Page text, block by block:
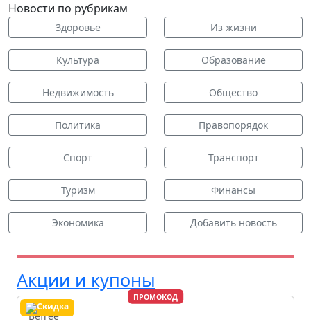
Новости по рубрикам
Здоровье Из жизни
Культура Образование
Недвижимость Общество
Политика Правопорядок
Спорт Транспорт
Туризм Финансы
Экономика Добавить новость
Акции и купоны
ПРОМОКОД
Befree